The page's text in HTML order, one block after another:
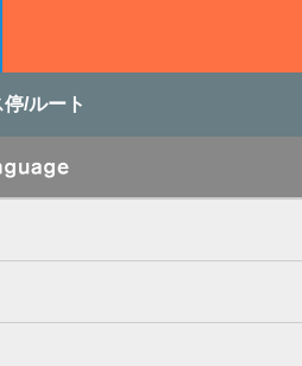
停/ルート